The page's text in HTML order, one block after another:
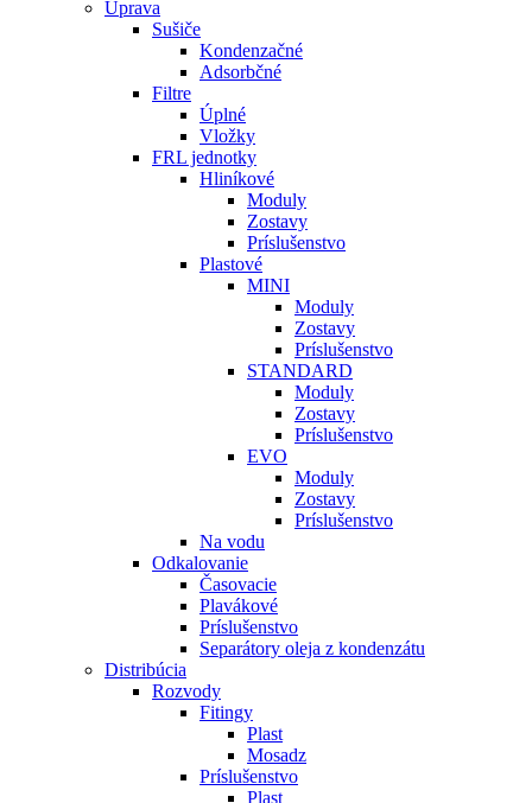
Úprava
Sušiče
Kondenzačné
Adsorbčné
Filtre
Úplné
Vložky
FRL jednotky
Hliníkové
Moduly
Zostavy
Príslušenstvo
Plastové
MINI
Moduly
Zostavy
Príslušenstvo
STANDARD
Moduly
Zostavy
Príslušenstvo
EVO
Moduly
Zostavy
Príslušenstvo
Na vodu
Odkalovanie
Časovacie
Plavákové
Príslušenstvo
Separátory oleja z kondenzátu
Distribúcia
Rozvody
Fitingy
Plast
Mosadz
Príslušenstvo
Plast